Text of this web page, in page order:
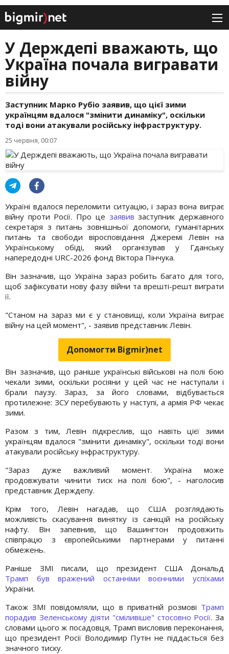
У Держдепі вважають, що
Україна почала вигравати
війну
Заступник Марко Рубіо заявив, що цієї зими
українцям вдалося "змінити динаміку", оскільки
тоді вони атакували російську інфраструктуру.
25 червня, 00:07
Україні вдалося переломити ситуацію, і зараз вона виграє
війну проти Росії. Про це заявив заступник державного
секретаря з питань зовнішньої допомоги, гуманітарних
питань та свободи віросповідання Джеремі Левін на
Українському обіді, який організував у Гданську
напередодні URC-2026 фонд Віктора Пінчука.
Він зазначив, що Україна зараз робить багато для того,
щоб зафіксувати нову фазу війни та врешті-решт виграти
її.
"Станом на зараз ми є у становищі, коли Україна виграє
війну на цей момент", - заявив представник Левін.
Допомогти Bigmir)net
Він зазначив, що раніше українські військові на полі бою
чекали зими, оскільки росіяни у цей час не наступали і
брали паузу. Зараз, за його словами, відбувається
протилежне: ЗСУ перебувають у наступі, а армія РФ чекає
зими.
Разом з тим, Левін підкреслив, що навіть цієї зими
українцям вдалося "змінити динаміку", оскільки тоді вони
атакували російську інфраструктуру.
"Зараз дуже важливий момент. Україна може
продовжувати чинити тиск на полі бою", - наголосив
представник Держдепу.
Крім того, Левін нагадав, що США розглядають
можливість скасування винятку із санкцій на російську
нафту. Він запевнив, що Вашингтон продовжить
співпрацю з європейськими партнерами у питанні
обмежень.
Раніше ЗМІ писали, що президент США Дональд
Трамп був вражений останніми воєнними успіхами
України.
Також ЗМІ повідомляли, що в приватній розмові Трамп
порадив Зеленському діяти "сміливіше" стосовно Росії. За
словами цього ж посадовця, Трамп висловив переконання,
що президент Росії Володимир Путін не піддасться без
значного тиску.